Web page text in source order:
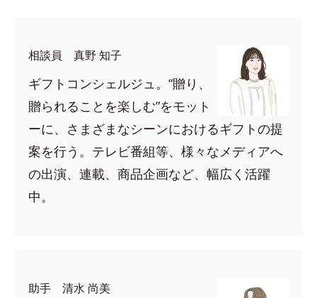
相談員 真野 知子
ギフトコンシェルジュ。“贈り、
贈られることを楽しむ”をモット
ーに、さまざまなシーンにおけるギフトの提
案を行う。テレビ番組等、様々なメディアへ
の出演、連載、商品企画など、幅広く活躍
中。
助手 清水 尚美